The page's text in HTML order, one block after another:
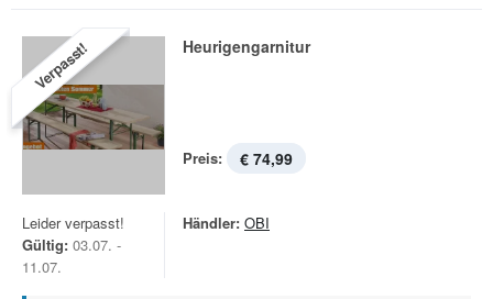
Verpasst! Heurigengarnitur
Preis: € 74,99
Leider verpasst!
Gültig: 03.07. -
11.07.
Händler: OBI